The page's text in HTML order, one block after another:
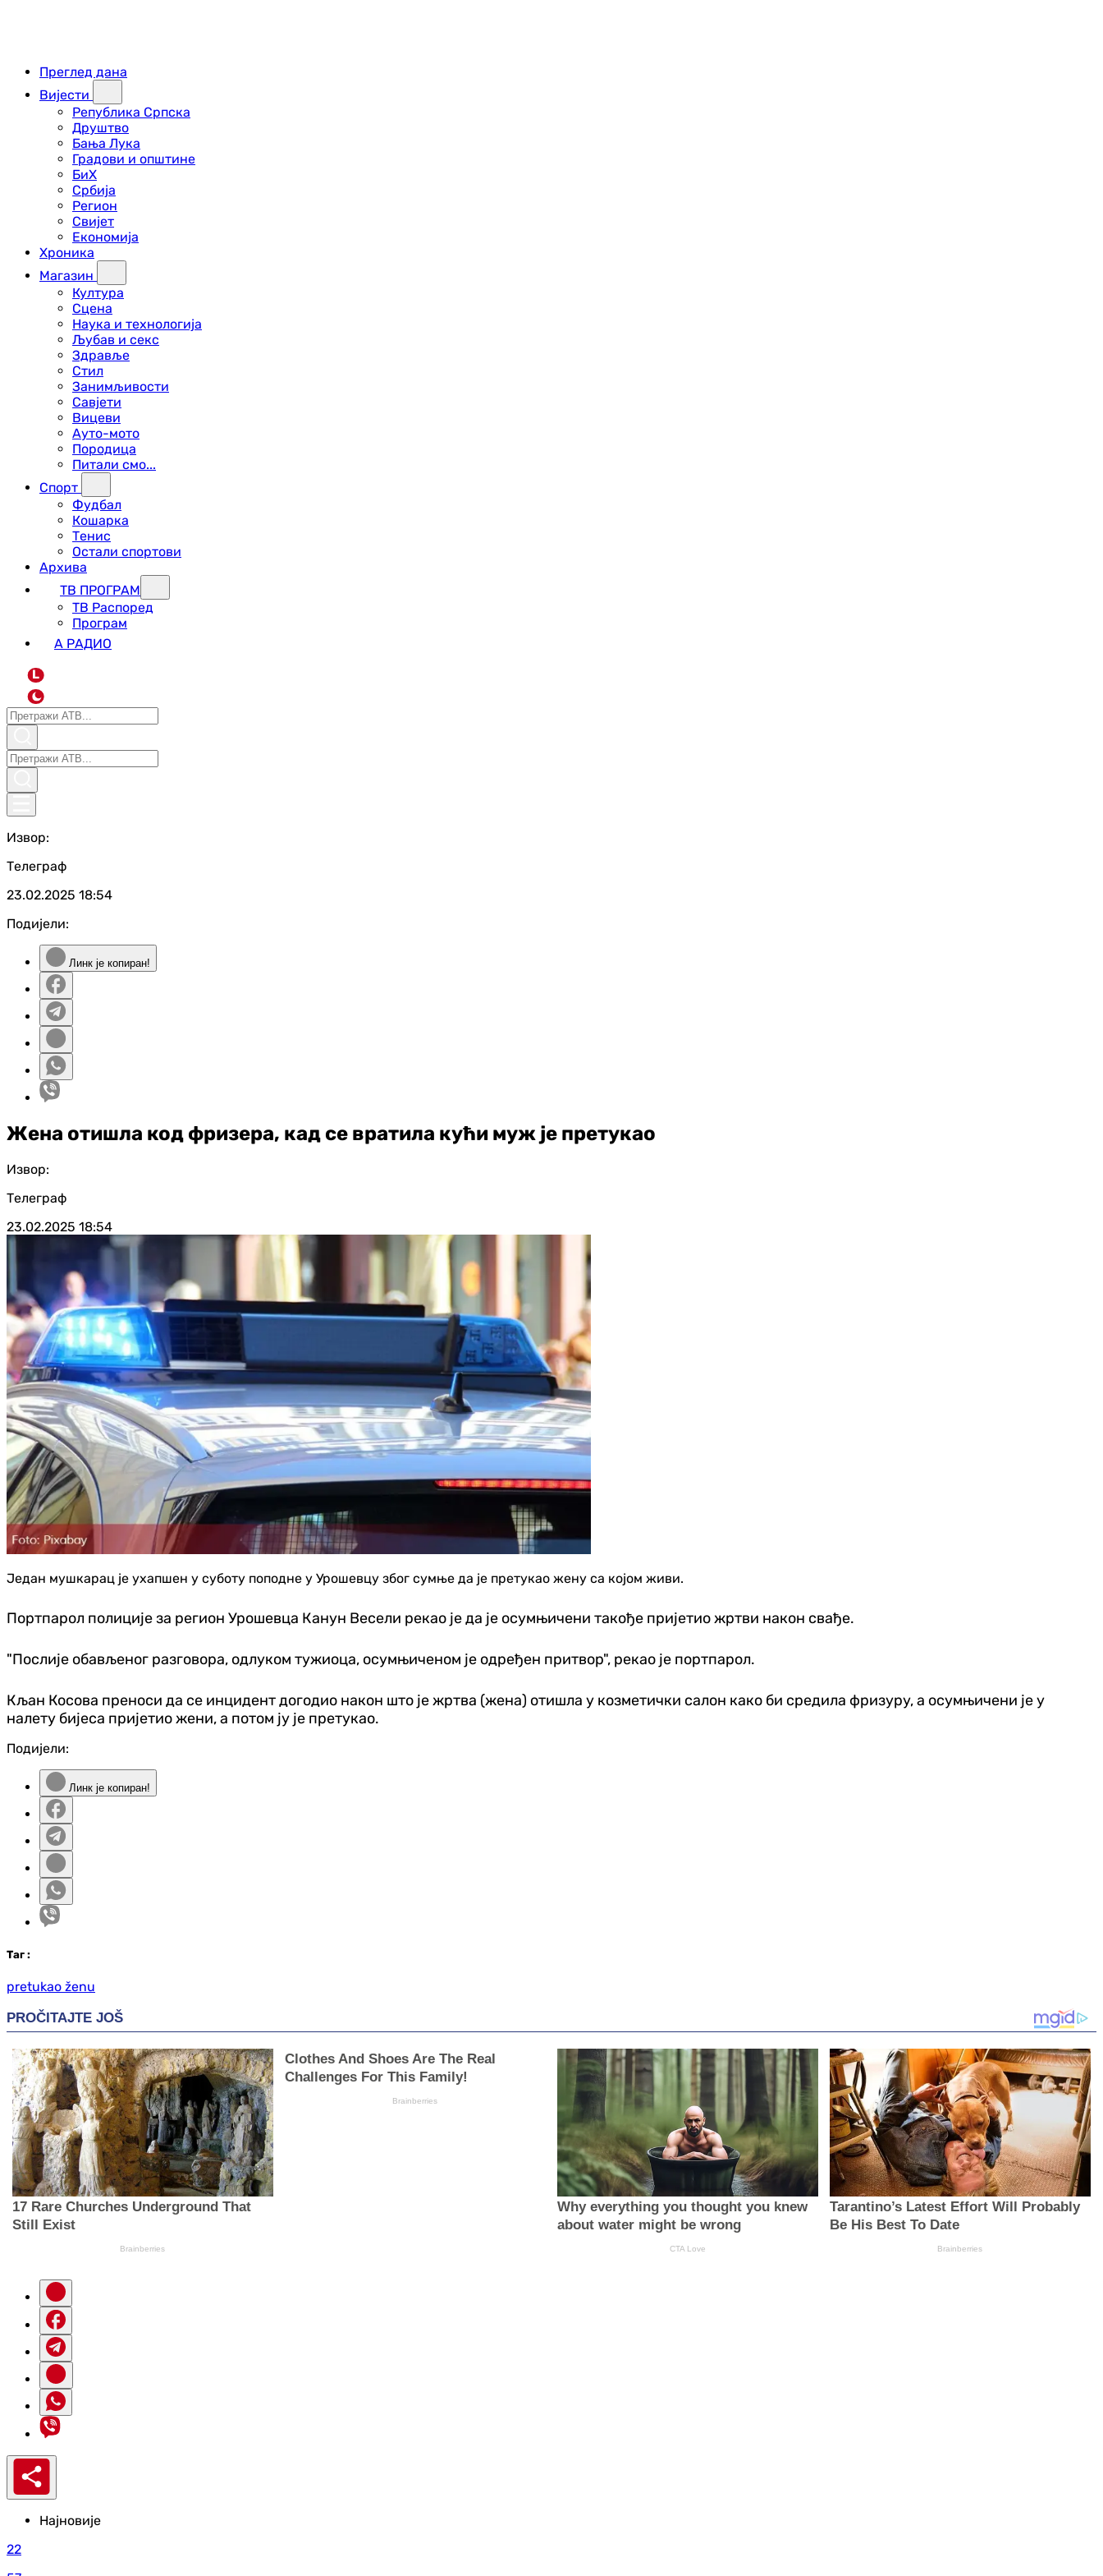
Преглед дана
Вијести
Република Српска
Друштво
Бања Лука
Градови и општине
БиХ
Србија
Регион
Свијет
Економија
Хроника
Магазин
Култура
Сцена
Наука и технологија
Љубав и секс
Здравље
Стил
Занимљивости
Савјети
Вицеви
Ауто-мото
Породица
Питали смо...
Спорт
Фудбал
Кошарка
Тенис
Остали спортови
Архива
ТВ ПРОГРАМ
ТВ Распоред
Програм
А РАДИО
L
Извор:
Телеграф
23.02.2025 18:54
Подијели:
Линк је копиран!
Жена отишла код фризера, кад се вратила кући муж је претукао
Извор:
Телеграф
23.02.2025 18:54
Један мушкарац је ухапшен у суботу поподне у Урошевцу због сумње да је претукао жену са којом живи.
Портпарол полиције за регион Урошевца Канун Весели рекао је да је осумњичени такође пријетио жртви након свађе.
"Послије обављеног разговора, одлуком тужиоца, осумњиченом је одређен притвор", рекао је портпарол.
Кљан Косова преноси да се инцидент догодио након што је жртва (жена) отишла у козметички салон како би средила фризуру, а осумњичени је у
налету бијеса пријетио жени, а потом ју је претукао.
Подијели:
Линк је копиран!
Таг :
pretukao ženu
Најновије
22